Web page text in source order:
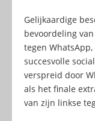
Gelijkaardige
bevoordeling
tegen
succesvolle
verspreid door
als het finale
van zijn linkse